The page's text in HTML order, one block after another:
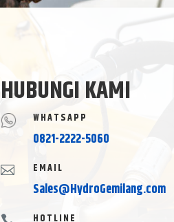
HUBUNGI KAMI
WHATSAPP
0821-2222-5060
 EMAIL
Sales@HydroGemilang.com
HOTLINE